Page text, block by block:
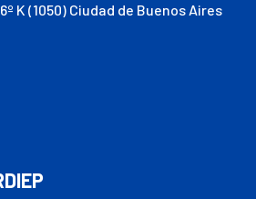
K (1050) Ciudad de Buenos Aires